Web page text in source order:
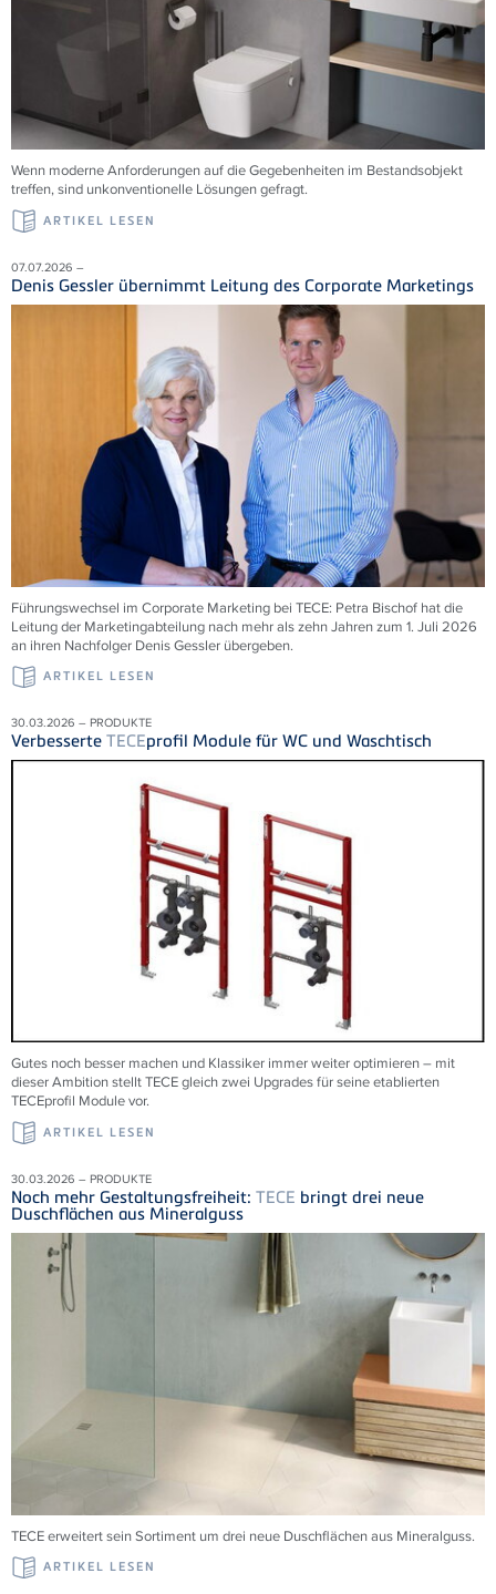
Wenn moderne Anforderungen auf die Gegebenheiten im Bestandsobjekt
treffen, sind unkonventionelle Lösungen gefragt.
ARTIKEL LESEN
07.07.2026 –
Denis Gessler übernimmt Leitung des Corporate Marketings
Führungswechsel im Corporate Marketing bei TECE: Petra Bischof hat die
Leitung der Marketingabteilung nach mehr als zehn Jahren zum 1. Juli 2026
an ihren Nachfolger Denis Gessler übergeben.
ARTIKEL LESEN
30.03.2026 – PRODUKTE
Verbesserte TECEprofil Module für WC und Waschtisch
Gutes noch besser machen und Klassiker immer weiter optimieren – mit
dieser Ambition stellt TECE gleich zwei Upgrades für seine etablierten
TECEprofil Module vor.
ARTIKEL LESEN
30.03.2026 – PRODUKTE
Noch mehr Gestaltungsfreiheit: TECE bringt drei neue
Duschflächen aus Mineralguss
TECE erweitert sein Sortiment um drei neue Duschflächen aus Mineralguss.
ARTIKEL LESEN